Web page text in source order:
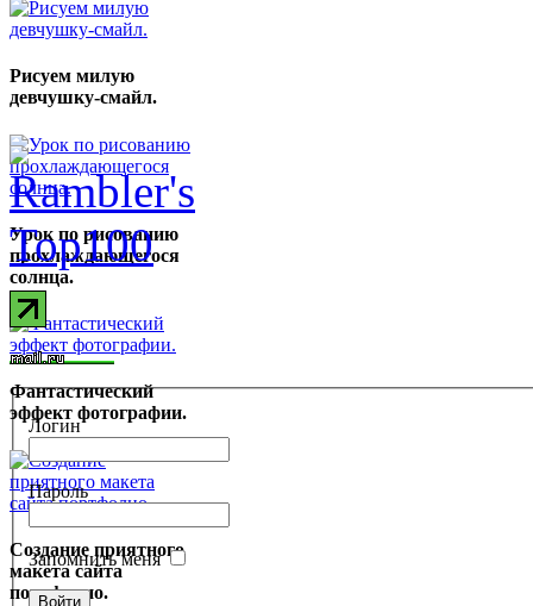
Рисуем милую
девчушку-смайл.
Урок по рисованию
прохлаждающегося
солнца.
Фантастический
эффект фотографии.
Создание приятного
макета сайта
портфолио.
Логин
Пароль
Запомнить меня